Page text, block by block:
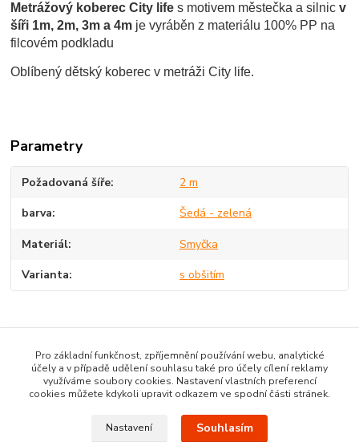
Metrážový koberec City life s motivem městečka a silnicv
šíři 1m, 2m, 3m a 4m je vyráběn z materiálu 100% PP na
filcovém podkladu
Oblíbený dětský koberec v metráži City life.
Parametry
Požadovaná šíře 2 m
barva Šedá - zelená
Materiál Smyčka
Varianta s obšitím
Dětské koberce v metráži
Pro základní funkčnost, zpříjemnění používání webu, analytické
účely a v případě udělení souhlasu také pro účely cílení reklamy
využíváme soubory cookies. Nastavení vlastních preferencí
cookies můžete kdykoli upravit odkazem ve spodní části stránek.
Nastavení Souhlasím